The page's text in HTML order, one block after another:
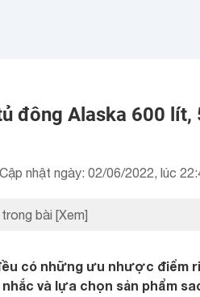
đông Alaska 600 lít,
Cập nhật ngày: 02/06/2022, lúc
bài [Xem]
có những ưu nhược điểm
và lựa chọn sản phẩm